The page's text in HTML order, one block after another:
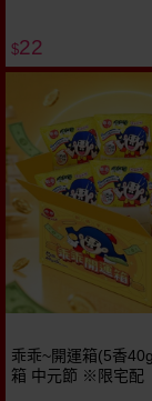
$22
乖乖~開運箱(5香
箱 中元節 ※限宅配